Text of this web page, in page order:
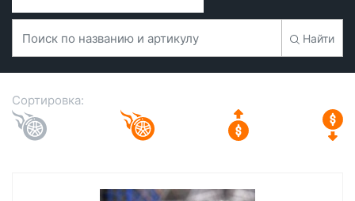
Найти
Сортировка: